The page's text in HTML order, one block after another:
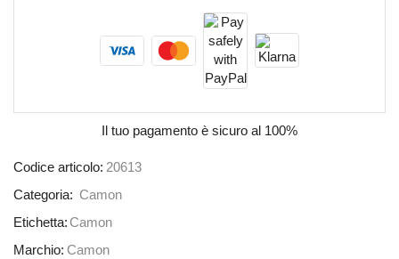
Il tuo pagamento è sicuro al 100%
Codice articolo: 20613
Categoria: Camon
Etichetta:Camon
Marchio: Camon